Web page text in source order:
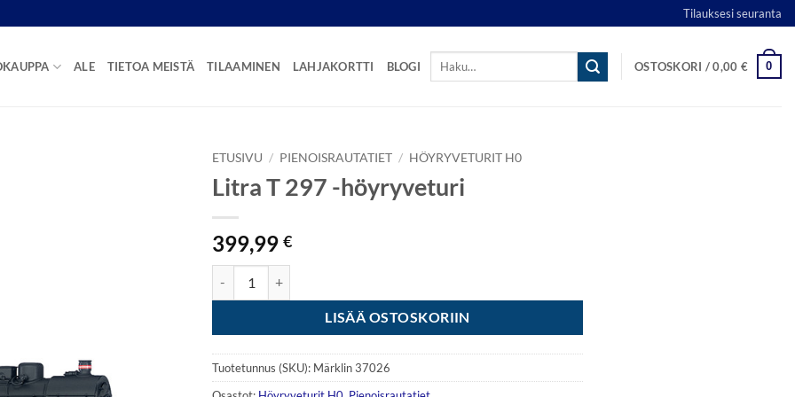
Tilauksesi seuranta
ALE TIETOA MEISTÄ TILAAMINEN LAHJAKORTTI BLOGI
Etsi:
OSTOSKORI /0,00 € 0
ETUSIVU / PIENOISRAUTATIET / HÖYRYVETURIT H0
Litra T 297 -höyryveturi
399,99 €
LISÄÄ OSTOSKORIIN
Tuotetunnus (SKU): Märklin 37026